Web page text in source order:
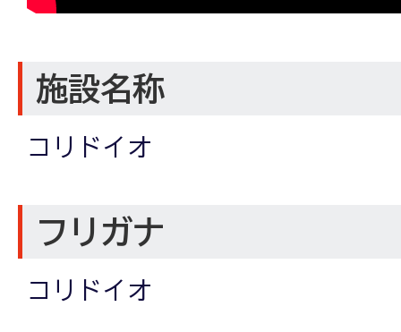
施設名称
コリドイオ
フリガナ
コリドイオ